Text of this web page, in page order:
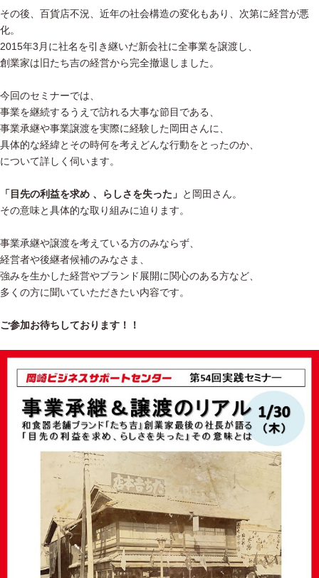
その後、百貨店不況、近年の社会構造の変化もあり、次第に経営が悪
化。
2015年3月に社名を引き継いだ新会社に全事業を譲渡し、
創業家は旧たち吉の経営から完全撤退しました。
今回のセミナーでは、
事業を継続するうえで訪れる大事な節目である、
事業承継や事業譲渡を実際に経験した岡田さんに、
具体的な経緯とその時何を考えどんな行動をとったのか、
について詳しく伺います。
「目先の利益を求め 、らしさを失った」 と岡田さん。
その意味と具体的な取り組みに迫ります。
事業承継や譲渡を考えている方のみならず、
経営者や後継者候補のみなさま、
強みを生かした経営やブランド展開に関心のある方など、
多くの方に聞いていただきたい内容です。
ご参加お待ちしております！！